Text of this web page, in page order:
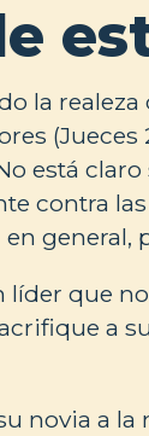
la
(Jueces
está claro
contra
en
líder que
a
novia a